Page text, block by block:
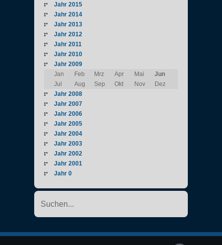
Jahr 2015
Jahr 2014
Jahr 2013
Jahr 2012
Jahr 2011
Jahr 2010
Jahr 2009
Jan
Feb Mrz Apr Mai
Jun
Jul
Aug Sep Okt Nov
Dez
Jahr 2008
Jahr 2007
Jahr 2006
Jahr 2005
Jahr 2004
Jahr 2003
Jahr 2002
Jahr 2001
Jahr 0